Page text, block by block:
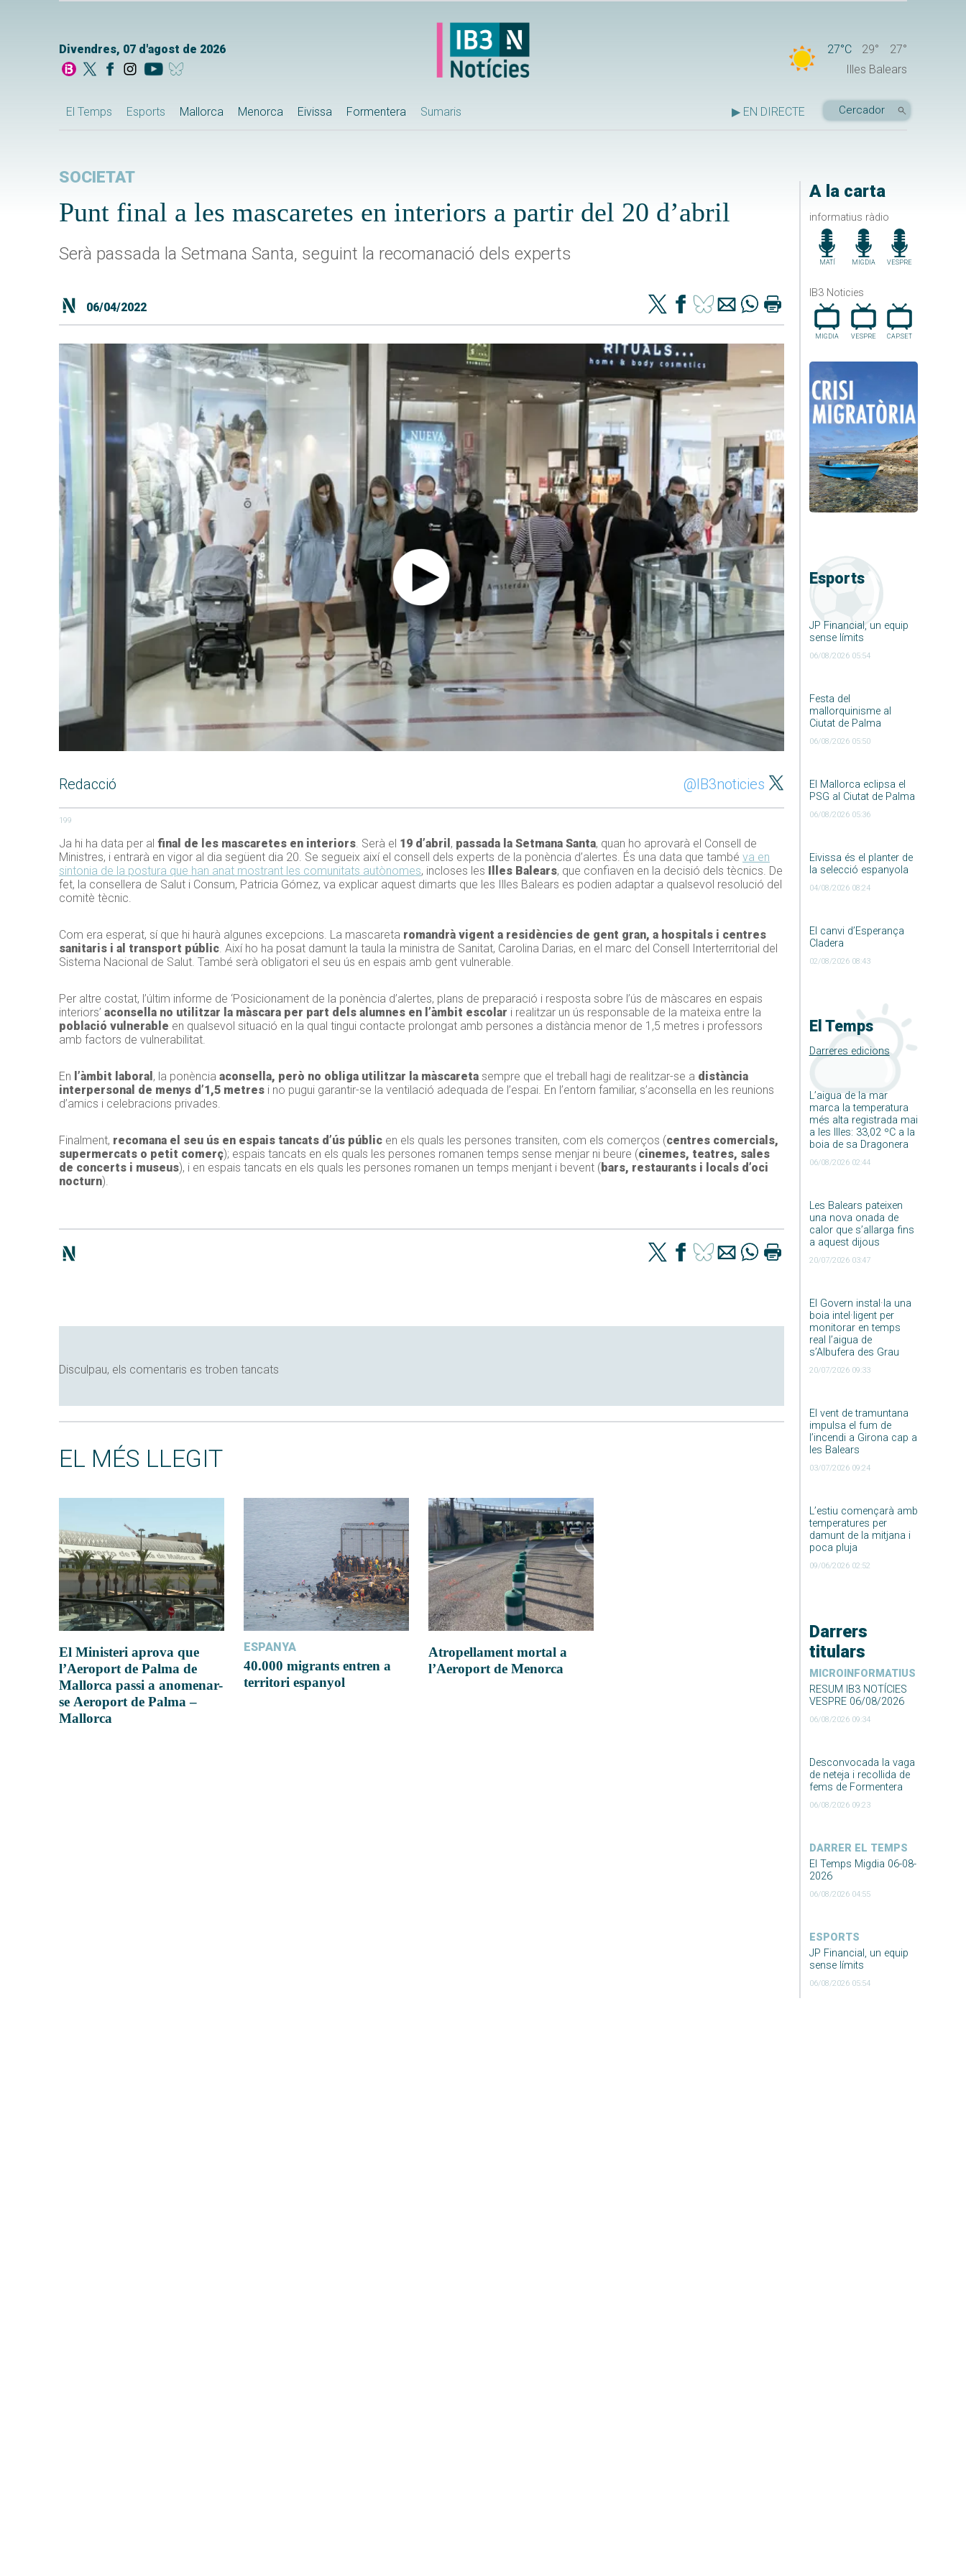
Divendres, 07 d'agost de 2026 27°C 29°
27°
Illes Balears
El Temps Esports Mallorca Menorca Eivissa Formentera Sumaris ▶ EN DIRECTE
A la carta
informatius ràdio
MATÍ MIGDIA VESPRE
IB3 Noticies
MIGDIA VESPRE CAP.SET
Esports
JP Financial, un equip
sense límits
06/08/2026 05:54
Festa del
mallorquinisme al
Ciutat de Palma
06/08/2026 05:50
El Mallorca eclipsa el
PSG al Ciutat de Palma
06/08/2026 05:36
Eivissa és el planter de
la selecció espanyola
04/08/2026 08:24
El canvi d’Esperança
Cladera
02/08/2026 08:43
El Temps
Darreres edicions
L’aigua de la mar
marca la temperatura
més alta registrada mai
a les Illes: 33,02 ºC a la
boia de sa Dragonera
06/08/2026 02:44
Les Balears pateixen
una nova onada de
calor que s’allarga fins
a aquest dijous
20/07/2026 03:47
El Govern instal·la una
boia intel·ligent per
monitorar en temps
real l’aigua de
s’Albufera des Grau
20/07/2026 09:33
El vent de tramuntana
impulsa el fum de
l’incendi a Girona cap a
les Balears
03/07/2026 09:24
L’estiu començarà amb
temperatures per
damunt de la mitjana i
poca pluja
09/06/2026 02:52
Darrers
titulars
MICROINFORMATIUS
RESUM IB3 NOTÍCIES
VESPRE 06/08/2026
06/08/2026 09:34
Desconvocada la vaga
de neteja i recollida de
fems de Formentera
06/08/2026 09:23
DARRER EL TEMPS
El Temps Migdia 06-08-
2026
06/08/2026 04:55
ESPORTS
JP Financial, un equip
sense límits
06/08/2026 05:54
SOCIETAT
Punt final a les mascaretes en interiors a partir del 20 d’abril
Serà passada la Setmana Santa, seguint la recomanació dels experts
06/04/2022
Redacció @IB3noticies
199
Ja hi ha data per al final de les mascaretes en interiors. Serà el 19 d’abril , passada la Setmana Santa, quan ho aprovarà el Consell de
Ministres, i entrarà en vigor al dia següent dia 20. Se segueix així el consell dels experts de la ponència d’alertes. És una data que també va en
sintonia de la postura que han anat mostrant les comunitats autònomes, incloses les Illes Balears, que confiaven en la decisió dels tècnics. De
fet, la consellera de Salut i Consum, Patricia Gómez, va explicar aquest dimarts que les Illes Balears es podien adaptar a qualsevol resolució del
comitè tècnic.
Com era esperat, sí que hi haurà algunes excepcions. La mascareta romandrà vigent a residències de gent gran, a hospitals i centres
sanitaris i al transport públic. Així ho ha posat damunt la taula la ministra de Sanitat, Carolina Darias, en el marc del Consell Interterritorial del
Sistema Nacional de Salut. També serà obligatori el seu ús en espais amb gent vulnerable.
Per altre costat, l’últim informe de ‘Posicionament de la ponència d’alertes, plans de preparació i resposta sobre l’ús de màscares en espais
interiors’ aconsella no utilitzar la màscara per part dels alumnes en l’àmbit escolar i realitzar un ús responsable de la mateixa entre la
població vulnerable en qualsevol situació en la qual tingui contacte prolongat amb persones a distància menor de 1,5 metres i professors
amb factors de vulnerabilitat.
En l’àmbit laboral , la ponència aconsella, però no obliga utilitzar la màscareta sempre que el treball hagi de realitzar-se a distància
interpersonal de menys d’1,5 metres i no pugui garantir-se la ventilació adequada de l’espai. En l’entorn familiar, s’aconsella en les reunions
d’amics i celebracions privades.
Finalment, recomana el seu ús en espais tancats d’ús públic en els quals les persones transiten, com els comerços (centres comercials,
supermercats o petit comerç); espais tancats en els quals les persones romanen temps sense menjar ni beure (cinemes, teatres, sales
de concerts i museus), i en espais tancats en els quals les persones romanen un temps menjant i bevent (bars, restaurants i locals d’oci
nocturn).
Disculpau, els comentaris es troben tancats
EL MÉS LLEGIT
El Ministeri aprova que
l’Aeroport de Palma de
Mallorca passi a anomenar-
se Aeroport de Palma –
Mallorca
ESPANYA
40.000 migrants entren a
territori espanyol
Atropellament mortal a
l’Aeroport de Menorca